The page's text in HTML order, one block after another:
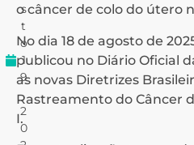
s
t
o
1
9
,
2
0
o câncer de colo do útero
No dia 18 de agosto de
publicou no Diário Oficial
as novas Diretrizes
Rastreamento do Câncer
I.